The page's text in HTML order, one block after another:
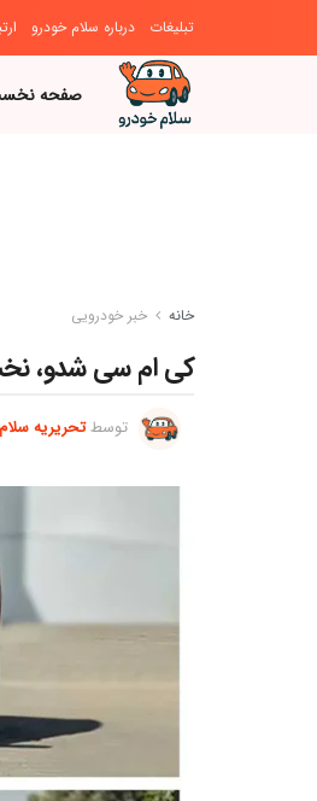
تبلیغات درباره سلام خودرو
صفحه
خانه خبر خودرویی
کی ام سی شدو،
توسطتحریریه